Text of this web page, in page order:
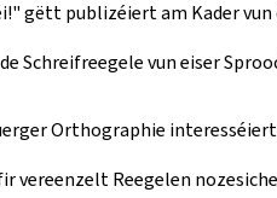
gëtt publizéiert am Kader vun
Schreifreegele vun eiser
Orthographie
vereenzelt Reegelen